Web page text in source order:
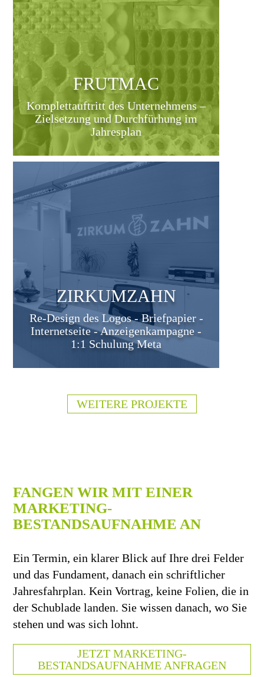
FRUTMAC
Komplettauftritt des Unternehmens –
Zielsetzung und Durchfürhung im
Jahresplan
ZIRKUMZAHN
Re-Design des Logos - Briefpapier -
Internetseite - Anzeigenkampagne -
1:1 Schulung Meta
WEITERE PROJEKTE
FANGEN WIR MIT EINER
MARKETING-
BESTANDSAUFNAHME AN
Ein Termin, ein klarer Blick auf Ihre drei Felder
und das Fundament, danach ein schriftlicher
Jahresfahrplan. Kein Vortrag, keine Folien, die in
der Schublade landen. Sie wissen danach, wo Sie
stehen und was sich lohnt.
JETZT MARKETING-
BESTANDSAUFNAHME ANFRAGEN